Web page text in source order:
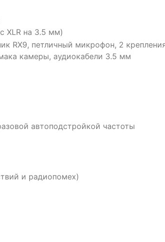
XLR на 3.5 мм)
RX9, петличный микрофон, 2
камеры, аудиокабели 3.5 мм
автоподстройкой частоты
и радиопомех)